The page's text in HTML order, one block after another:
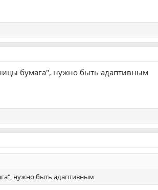
бумага", нужно быть адаптивным
нужно быть адаптивным